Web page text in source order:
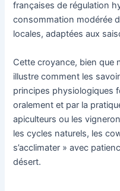
françaises de régulation
consommation modérée
locales, adaptées aux
Cette croyance, bien que
illustre comment les
principes physiologiques
oralement et par la
apiculteurs ou les
les cycles naturels, les
s’acclimater » avec
désert.